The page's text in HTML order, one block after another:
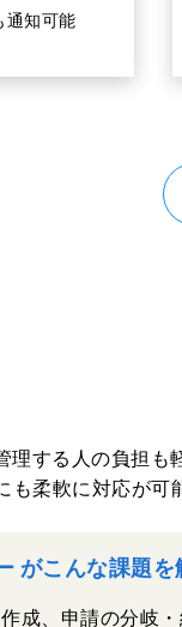
通知可能
する人の負担も
柔軟に対応が可
がこんな課題を
成、申請の分岐